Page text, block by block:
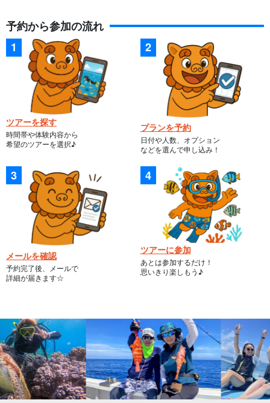
予約から参加の流れ
ツアーを探す
時間帯や体験内容から
希望のツアーを選択♪
プランを予約
日付や人数、オプション
などを選んで申し込み！
メールを確認
予約完了後、メールで
詳細が届きます☆
ツアーに参加
あとは参加するだけ！
思いきり楽しもう♪